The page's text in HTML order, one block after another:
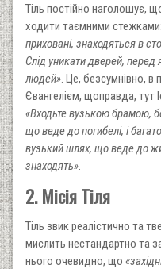
Тіль постійно наголошує,
ходити таємними стежками:
приховані, знаходяться в
Слід уникати дверей,
людей». Це, безсумнівно, в
Євангелієм, щоправда, тут
«Входьте вузькою брамою,
що веде до погибелі, і
вузький шлях, що веде до
знаходять».
2. Місія Тіля
Тіль звик реалістично та
мислить нестандартно та
нього очевидно, що